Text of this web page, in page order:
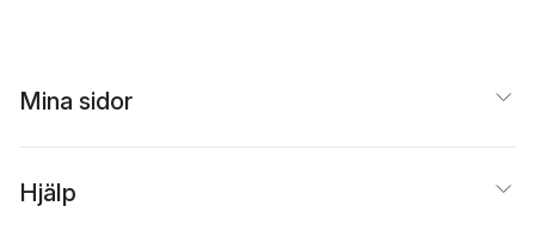
Mina sidor
Hjälp